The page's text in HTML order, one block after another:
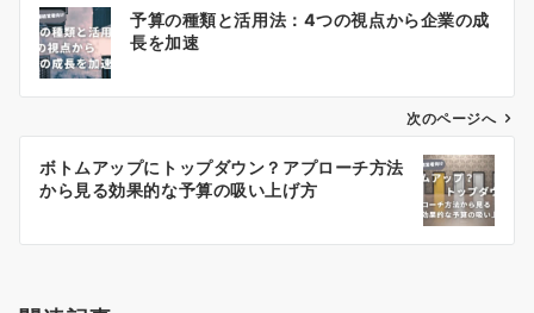
ン
予算の種類と活用法：4つの視点から企業の成
長を加速
次のページへ
ボトムアップにトップダウン？アプローチ方法
から見る効果的な予算の吸い上げ方